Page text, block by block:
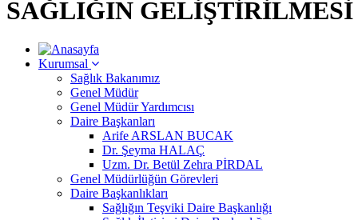
SAĞLIĞIN
Kurumsal
Sağlık Bakanımız
Genel Müdür
Genel Müdür Yardımcısı
Daire Başkanları
Arife ARSLAN BUCAK
Dr. Şeyma HALAÇ
Uzm. Dr. Betül Zehra PİRDAL
Genel Müdürlüğün Görevleri
Daire Başkanlıkları
Sağlığın Teşviki Daire Başkanlığı